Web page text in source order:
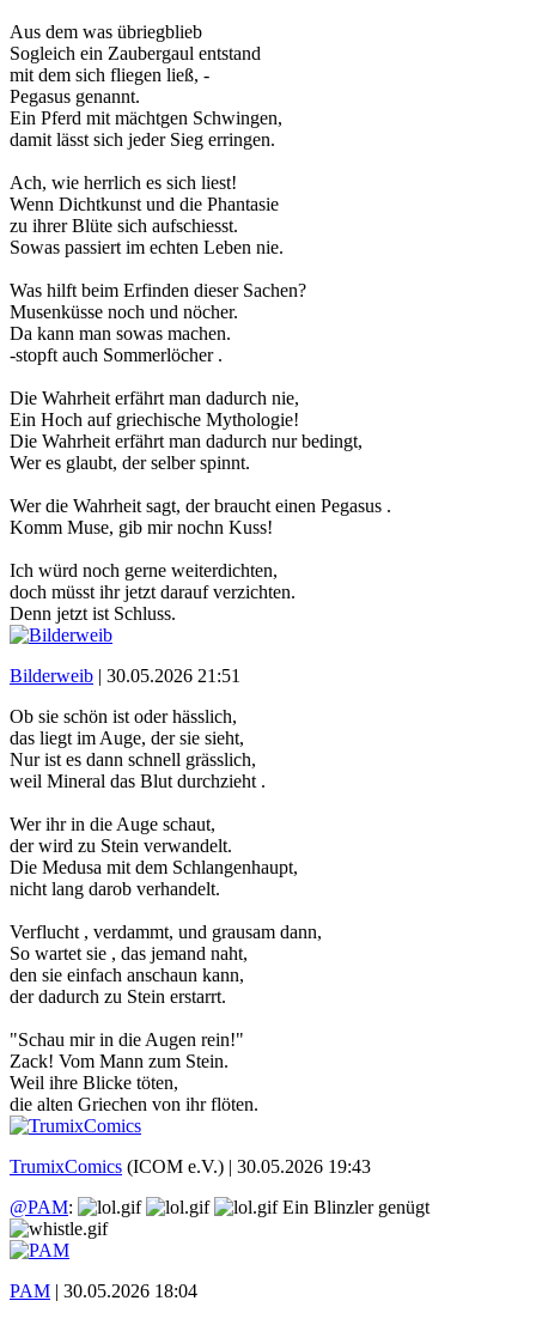
Aus dem was übriegblieb
Sogleich ein Zaubergaul entstand
mit dem sich fliegen ließ, -
Pegasus genannt.
Ein Pferd mit mächtgen Schwingen,
damit lässt sich jeder Sieg erringen.
Ach, wie herrlich es sich liest!
Wenn Dichtkunst und die Phantasie
zu ihrer Blüte sich aufschiesst.
Sowas passiert im echten Leben nie.
Was hilft beim Erfinden dieser Sachen?
Musenküsse noch und nöcher.
Da kann man sowas machen.
-stopft auch Sommerlöcher .
Die Wahrheit erfährt man dadurch nie,
Ein Hoch auf griechische Mythologie!
Die Wahrheit erfährt man dadurch nur bedingt,
Wer es glaubt, der selber spinnt.
Wer die Wahrheit sagt, der braucht einen Pegasus .
Komm Muse, gib mir nochn Kuss!
Ich würd noch gerne weiterdichten,
doch müsst ihr jetzt darauf verzichten.
Denn jetzt ist Schluss.
Bilderweib | 30.05.2026 21:51
Ob sie schön ist oder hässlich,
das liegt im Auge, der sie sieht,
Nur ist es dann schnell grässlich,
weil Mineral das Blut durchzieht .
Wer ihr in die Auge schaut,
der wird zu Stein verwandelt.
Die Medusa mit dem Schlangenhaupt,
nicht lang darob verhandelt.
Verflucht , verdammt, und grausam dann,
So wartet sie , das jemand naht,
den sie einfach anschaun kann,
der dadurch zu Stein erstarrt.
"Schau mir in die Augen rein!"
Zack! Vom Mann zum Stein.
Weil ihre Blicke töten,
die alten Griechen von ihr flöten.
TrumixComics (ICOM e.V.) | 30.05.2026 19:43
@PAM: Ein Blinzler genügt
PAM | 30.05.2026 18:04